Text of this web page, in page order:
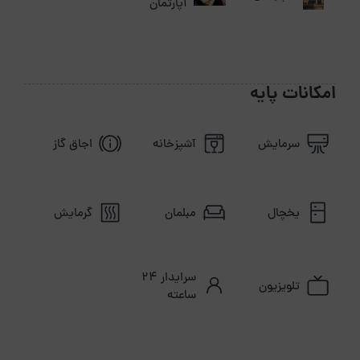
مجتمع تنها توسط نگهبان باز و بسته می‌شود.
در صورت عدم رعایت قوانین مجموعه، رزرو لغو شده و
آپارتمان
امکانات پایه
سرمایش آشپزخانه اجاق گاز
یخچال مبلمان گرمایش
تلویزیون
سرایدار ۲۴
ساعته